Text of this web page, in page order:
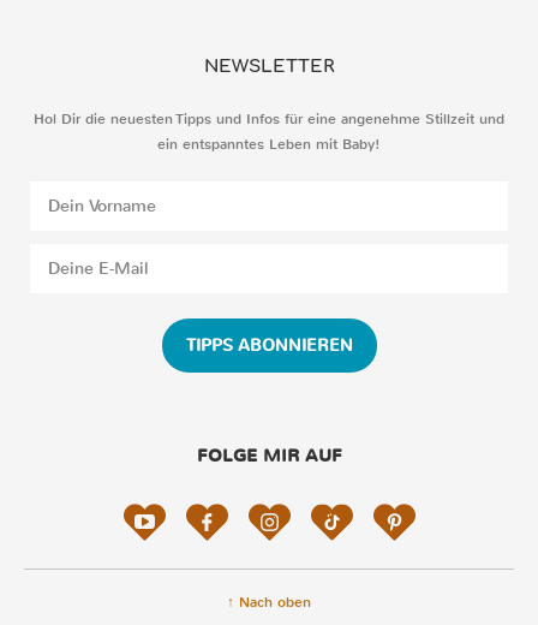
NEWSLETTER
Hol Dir die neuesten Tipps und Infos für eine angenehme Stillzeit und
ein entspanntes Leben mit Baby!
TIPPS ABONNIEREN
FOLGE MIR AUF
↑ Nach oben